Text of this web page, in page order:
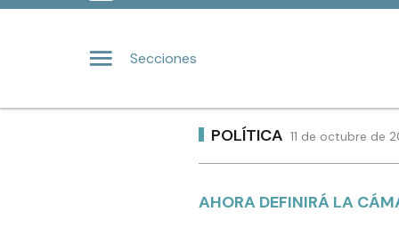
Secciones
POLÍTICA 11 de octubre de
AHORA DEFINIRÁ LA